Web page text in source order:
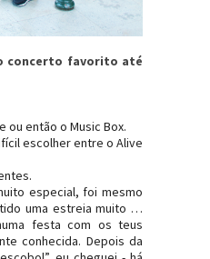
concerto favorito até
ou então o Music Box.
escolher entre o Alive
especial, foi mesmo
uma estreia muito …
festa com os teus
conhecida. Depois da